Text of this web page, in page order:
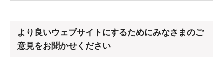
より良いウェブサイトにするためにみなさまのご
意見をお聞かせください